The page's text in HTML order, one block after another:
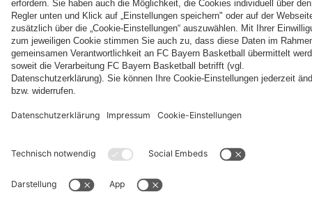
© FC Bayern München AG – 2026
Impressum Datenschutz Nutzungsbedingungen Barrierefreiheit
Kinder- und Jugendschutz Hinweisgebersystem FAQ Kontakt
Verträge hier kündigen Cookie-Einstellungen